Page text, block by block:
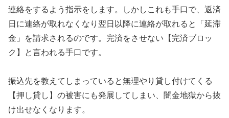
連絡をするよう指示をします。しかしこれも手口で、返済
日に連絡が取れなくなり翌日以降に連絡が取れると「延滞
金」を請求されるのです。完済をさせない【完済ブロッ
ク】と言われる手口です。
振込先を教えてしまっていると無理やり貸し付けてくる
【押し貸し】の被害にも発展してしまい、闇金地獄から抜
け出せなくなります。